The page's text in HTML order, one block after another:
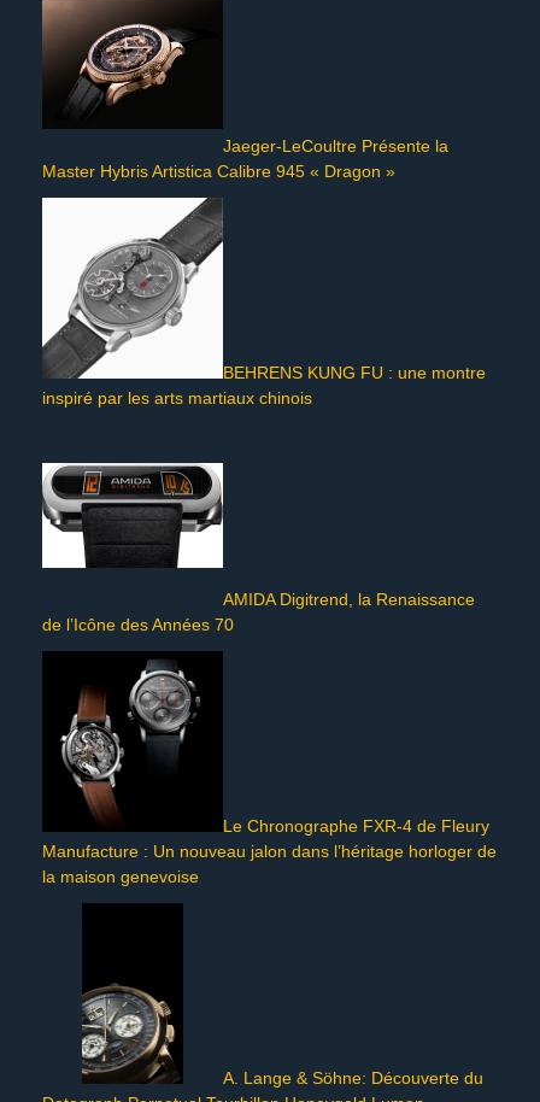
Jaeger-LeCoultre Présente la
Master Hybris Artistica Calibre 945 « Dragon »
BEHRENS KUNG FU : une montre
inspiré par les arts martiaux chinois
AMIDA Digitrend, la Renaissance
de l’Icône des Années 70
Le Chronographe FXR-4 de Fleury
Manufacture : Un nouveau jalon dans l’héritage horloger de
la maison genevoise
A. Lange & Söhne: Découverte du